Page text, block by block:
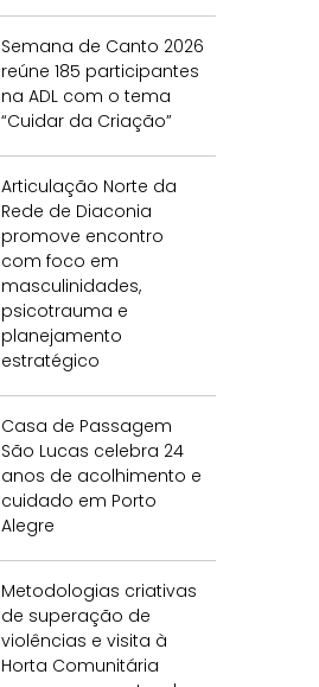
Semana de Canto 2026
reúne 185 participantes
na ADL com o tema
“Cuidar da Criação”
Articulação Norte da
Rede de Diaconia
promove encontro
com foco em
masculinidades,
psicotrauma e
planejamento
estratégico
Casa de Passagem
São Lucas celebra 24
anos de acolhimento e
cuidado em Porto
Alegre
Metodologias criativas
de superação de
violências e visita à
Horta Comunitária